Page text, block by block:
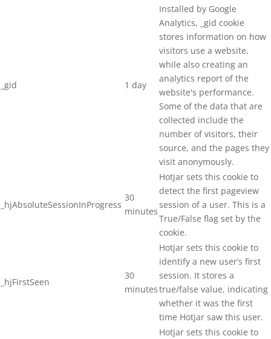
_gid 1 day
Installed by Google
Analytics, _gid cookie
stores information on how
visitors use a website,
while also creating an
analytics report of the
website's performance.
Some of the data that are
collected include the
number of visitors, their
source, and the pages they
visit anonymously.
_hjAbsoluteSessionInProgress
30
minutes
Hotjar sets this cookie to
detect the first pageview
session of a user. This is a
True/False flag set by the
cookie.
_hjFirstSeen
30
minutes
Hotjar sets this cookie to
identify a new user’s first
session. It stores a
true/false value, indicating
whether it was the first
time Hotjar saw this user.
Hotjar sets this cookie to